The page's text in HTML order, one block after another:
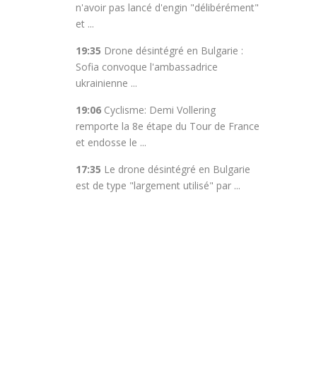
n'avoir pas lancé d'engin "délibérément"
et ...
19:35 Drone désintégré en Bulgarie :
Sofia convoque l'ambassadrice
ukrainienne ...
19:06 Cyclisme: Demi Vollering
remporte la 8e étape du Tour de France
et endosse le ...
17:35 Le drone désintégré en Bulgarie
est de type "largement utilisé" par ...